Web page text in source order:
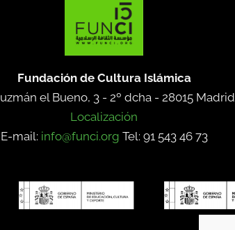
Fundación de Cultura Islámica
el Bueno, 3 - 2º dcha - 28015 Madrid
Localización
E-mail: info@funci.org Tel: 91 543 46 73